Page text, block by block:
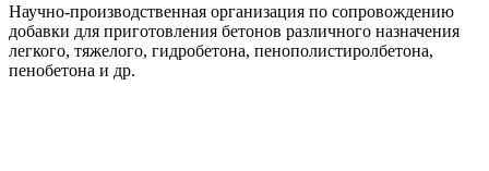
Научно-производственная организация по сопровождению
добавки для приготовления бетонов различного назначения
легкого, тяжелого, гидробетона, пенополистиролбетона,
пенобетона и др.